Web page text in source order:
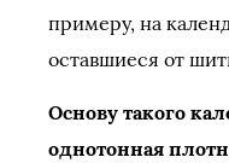
примеру, на
оставшиеся от
Основу такого
однотонная